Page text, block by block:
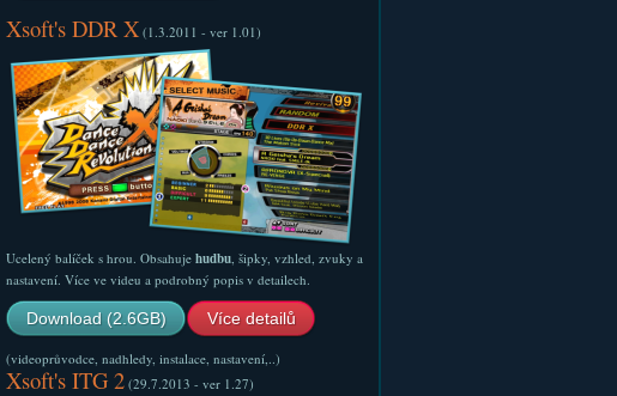
Xsoft's DDR X(1.3.2011 - ver 1.01)
Ucelený balíček s hrou. Obsahuje hudbu, šipky, vzhled, zvuky a
nastavení. Více ve videu a podrobný popis v detailech.
Download (2.6GB) Více detailů
(videoprůvodce, nadhledy, instalace, nastavení,..)
Xsoft's ITG 2(29.7.2013 - ver 1.27)